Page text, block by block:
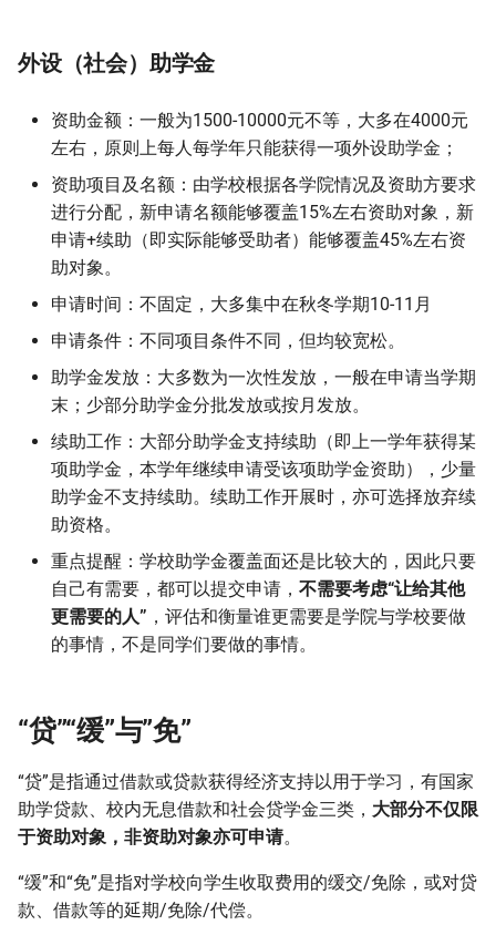
外设（社会）助学金
资助金额：一般为1500-10000元不等，大多在4000元
左右，原则上每人每学年只能获得一项外设助学金；
资助项目及名额：由学校根据各学院情况及资助方要求
进行分配，新申请名额能够覆盖15%左右资助对象，新
申请+续助（即实际能够受助者）能够覆盖45%左右资
助对象。
申请时间：不固定，大多集中在秋冬学期10-11月
申请条件：不同项目条件不同，但均较宽松。
助学金发放：大多数为一次性发放，一般在申请当学期
末；少部分助学金分批发放或按月发放。
续助工作：大部分助学金支持续助（即上一学年获得某
项助学金，本学年继续申请受该项助学金资助），少量
助学金不支持续助。续助工作开展时，亦可选择放弃续
助资格。
重点提醒：学校助学金覆盖面还是比较大的，因此只要
自己有需要，都可以提交申请， 不需要考虑“让给其他
更需要的人” ，评估和衡量谁更需要是学院与学校要做
的事情，不是同学们要做的事情。
“贷”“缓”与”免”
“贷”是指通过借款或贷款获得经济支持以用于学习，有国家
助学贷款、校内无息借款和社会贷学金三类， 大部分不仅限
于资助对象，非资助对象亦可申请。
“缓”和“免”是指对学校向学生收取费用的缓交/免除，或对贷
款、借款等的延期/免除/代偿。